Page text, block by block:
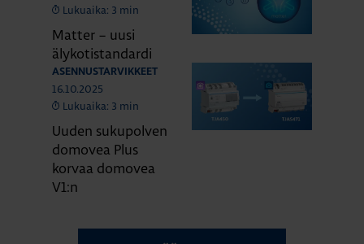
Lukuaika: 3 min
Matter – uusi
älykotistandardi
ASENNUSTARVIKKEET
16.10.2025
Lukuaika: 3 min
Uuden sukupolven
domovea Plus
korvaa domovea
V1:n